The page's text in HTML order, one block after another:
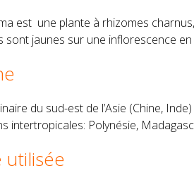
est une plante à rhizomes
sont jaunes sur une inflorescence
du sud-est de l’Asie (Chine,
intertropicales: Polynésie,
utilisée